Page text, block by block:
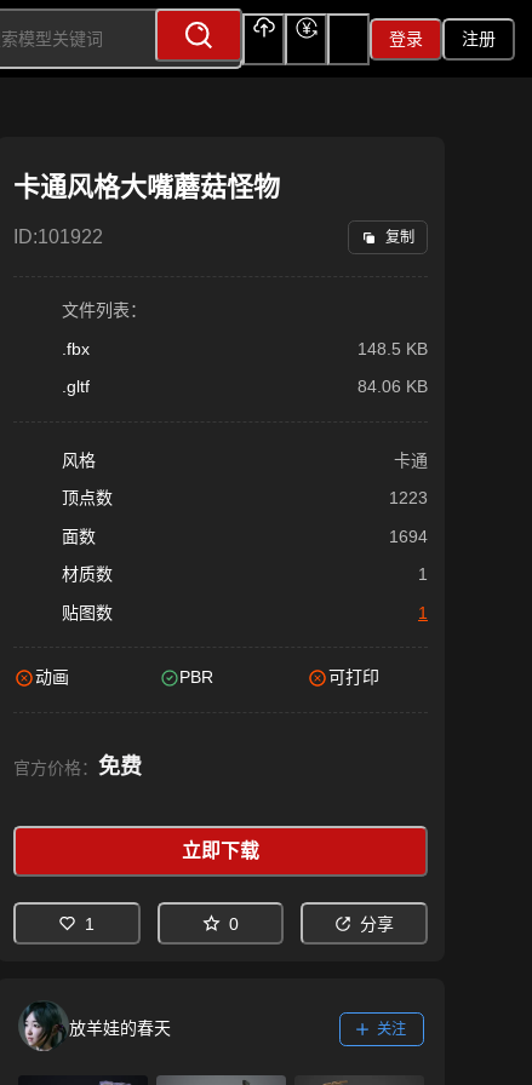
登录 注册
卡通风格大嘴蘑菇怪物
ID:101922 复制
文件列表：
.fbx
148.5 KB
.gltf
84.06 KB
风格
卡通
顶点数
1223
面数
1694
材质数
1
贴图数
1
动画 PBR 可打印
官方价格： 免费
立即下载
1 0 分享
放羊娃的春天 关注